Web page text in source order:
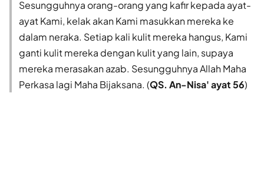
Sesungguhnya orang-orang yang kafir kepada ayat-
ayat Kami, kelak akan Kami masukkan mereka ke
dalam neraka. Setiap kali kulit mereka hangus, Kami
ganti kulit mereka dengan kulit yang lain, supaya
mereka merasakan azab. Sesungguhnya Allah Maha
Perkasa lagi Maha Bijaksana. (QS. An-Nisa' ayat 56)